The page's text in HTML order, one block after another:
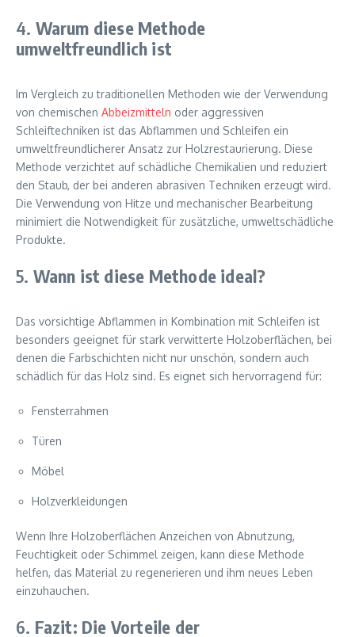
4. Warum diese Methode
umweltfreundlich ist
Im Vergleich zu traditionellen Methoden wie der Verwendung
von chemischen Abbeizmitteln oder aggressiven
Schleiftechniken ist das Abflammen und Schleifen ein
umweltfreundlicherer Ansatz zur Holzrestaurierung. Diese
Methode verzichtet auf schädliche Chemikalien und reduziert
den Staub, der bei anderen abrasiven Techniken erzeugt wird.
Die Verwendung von Hitze und mechanischer Bearbeitung
minimiert die Notwendigkeit für zusätzliche, umweltschädliche
Produkte.
5. Wann ist diese Methode ideal?
Das vorsichtige Abflammen in Kombination mit Schleifen ist
besonders geeignet für stark verwitterte Holzoberflächen, bei
denen die Farbschichten nicht nur unschön, sondern auch
schädlich für das Holz sind. Es eignet sich hervorragend für:
Fensterrahmen
Türen
Möbel
Holzverkleidungen
Wenn Ihre Holzoberflächen Anzeichen von Abnutzung,
Feuchtigkeit oder Schimmel zeigen, kann diese Methode
helfen, das Material zu regenerieren und ihm neues Leben
einzuhauchen.
6. Fazit: Die Vorteile der